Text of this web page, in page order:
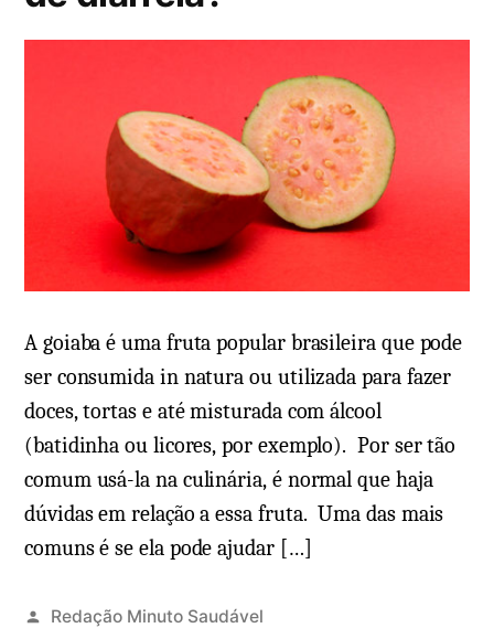
A goiaba é uma fruta popular brasileira que pode
ser consumida in natura ou utilizada para fazer
doces, tortas e até misturada com álcool
(batidinha ou licores, por exemplo). Por ser tão
comum usá-la na culinária, é normal que haja
dúvidas em relação a essa fruta. Uma das mais
comuns é se ela pode ajudar […]
Redação Minuto Saudável